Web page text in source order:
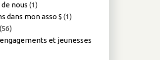
nous (1)
dans mon asso $ (1)
(56)
et jeunesses